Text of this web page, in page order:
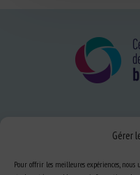
Gérer
Pour offrir les meilleures expériences, nous